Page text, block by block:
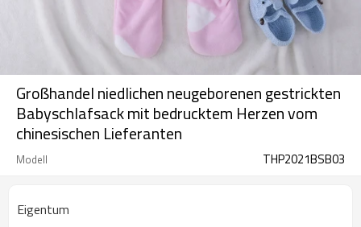
Großhandel niedlichen neugeborenen gestrickten
Babyschlafsack mit bedrucktem Herzen vom
chinesischen Lieferanten
Modell THP2021BSB03
Eigentum